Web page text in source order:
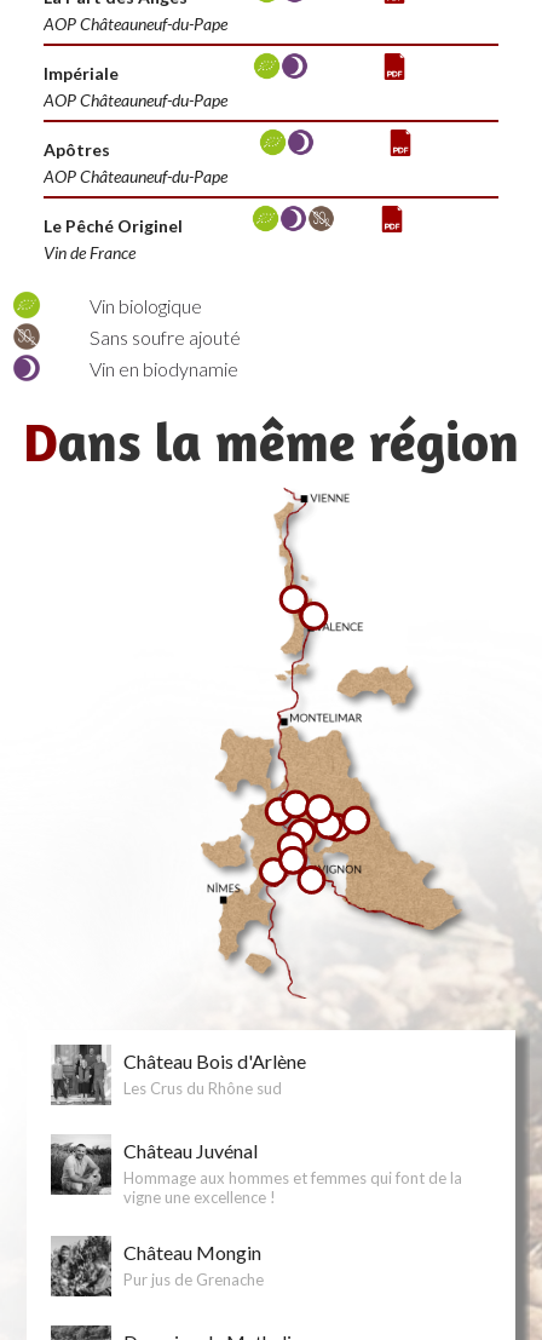
AOP Châteauneuf-du-Pape
Impériale
AOP Châteauneuf-du-Pape
Apôtres
AOP Châteauneuf-du-Pape
Le Pêché Originel
Vin de France
Vin biologique
Sans soufre ajouté
Vin en biodynamie
Dans la même région
Château Bois d'Arlène
Les Crus du Rhône sud
Château Juvénal
Hommage aux hommes et femmes qui font de la
vigne une excellence !
Château Mongin
Pur jus de Grenache